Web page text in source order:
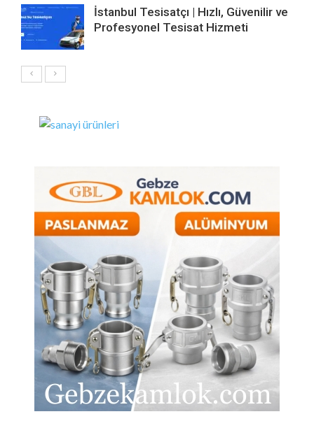
İstanbul Tesisatçı | Hızlı, Güvenilir ve
Profesyonel Tesisat Hizmeti